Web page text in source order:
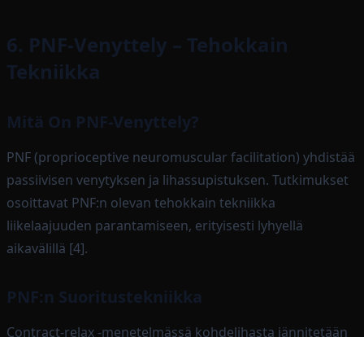
6. PNF-Venyttely – Tehokkain
Tekniikka
Mitä On PNF-Venyttely?
PNF (proprioceptive neuromuscular facilitation) yhdistää
passiivisen venytyksen ja lihassupistuksen. Tutkimukset
osoittavat PNF:n olevan tehokkain tekniikka
liikelaajuuden parantamiseen, erityisesti lyhyellä
aikavälillä [4].
PNF:n Suoritustekniikka
Contract-relax -menetelmässä kohdelihasta jännitetään